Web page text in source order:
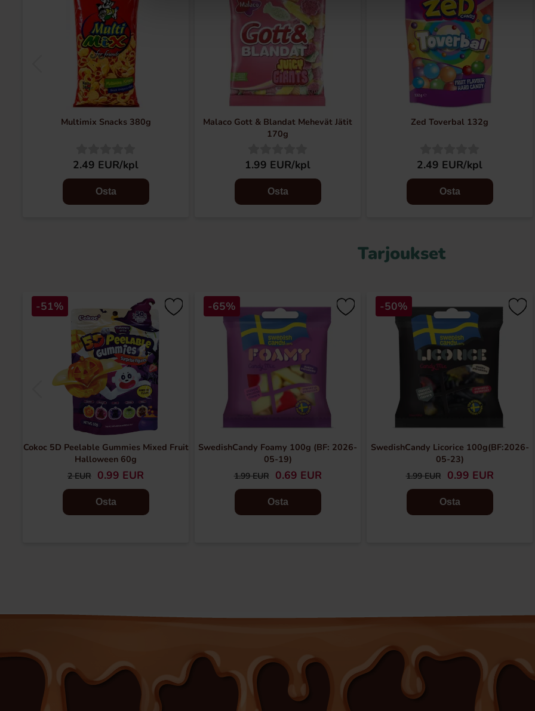
Multimix Snacks 380g
2.49 EUR/kpl
Osta
Malaco Gott & Blandat Mehevät Jätit
170g
1.99 EUR/kpl
Osta
Zed Toverbal 132g
2.49 EUR/kpl
Osta
Tarjoukset
-51%
Cokoc 5D Peelable Gummies Mixed Fruit
Halloween 60g
2 EUR 0.99 EUR
Osta
-65%
SwedishCandy Foamy 100g (BF: 2026-
05-19)
1.99 EUR 0.69 EUR
Osta
-50%
SwedishCandy Licorice 100g(BF:2026-
05-23)
1.99 EUR 0.99 EUR
Osta